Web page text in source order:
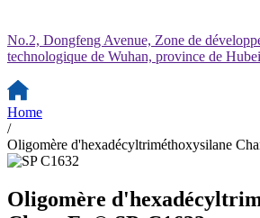
No.2, Dongfeng Avenue, Zone de
technologique de Wuhan, province de Hubei
Home
/
Oligomère d'hexadécyltriméthoxysilane
Oligomère